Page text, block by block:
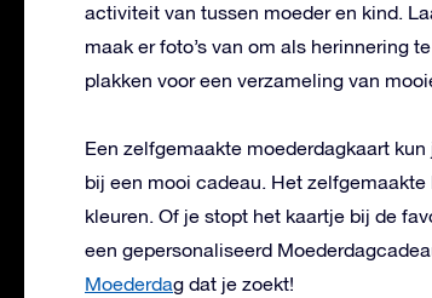
activiteit van tussen moeder en kind.
maak er foto’s van om als herinnering
plakken voor een verzameling van
Een zelfgemaakte moederdagkaart
bij een mooi cadeau. Het
kleuren. Of je stopt het kaartje bij de
een gepersonaliseerd
Moederdag dat je zoekt!